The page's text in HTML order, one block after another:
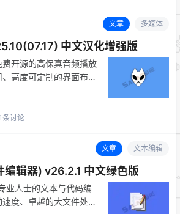
文章 多媒体
中文汉化增强版
开源的高保真音频播放
高度可定制的界面布局
实现纯净无损输出。完
条讨论
文章 文本编辑
辑器) v26.2.1 中文绿色版
业人士的文本与代码编
度、卓越的大文件处理